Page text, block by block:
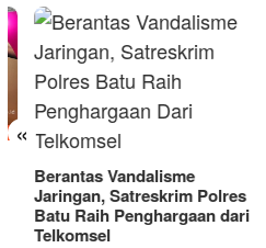
«
Berantas Vandalisme
Jaringan, Satreskrim Polres
Batu Raih Penghargaan dari
Telkomsel